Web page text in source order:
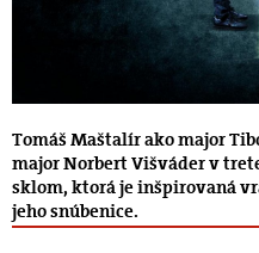
Tomáš Maštalír ako major
major Norbert Višváder v
sklom, ktorá je inšpirovaná
jeho snúbenice.